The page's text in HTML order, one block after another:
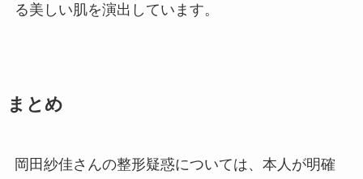
る美しい肌を演出しています。
まとめ
岡田紗佳さんの整形疑惑については、本人が明確